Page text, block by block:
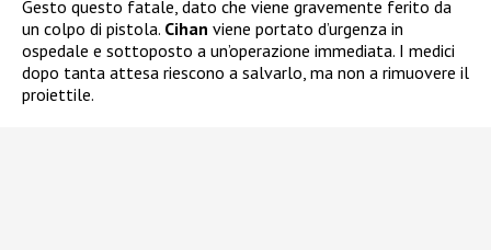
Gesto questo fatale, dato che viene gravemente ferito da
un colpo di pistola. Cihan viene portato d’urgenza in
ospedale e sottoposto a un’operazione immediata. I medici
dopo tanta attesa riescono a salvarlo, ma non a rimuovere il
proiettile.